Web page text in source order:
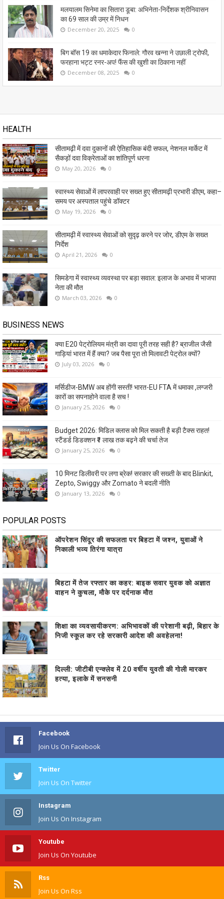
मलयालम सिनेमा का सितारा डूबा: अभिनेता-निर्देशक श्रीनिवासन
का 69 साल की उम्र में निधन
December 20, 2025 0
बिग बॉस 19 का धमाकेदार फिनाले: गौरव खन्ना ने उछाली ट्रोफी,
फरहाना भट्ट रनर-अप! फैंस की खुशी का ठिकाना नहीं
December 08, 2025 0
HEALTH
सीतामढ़ी में दवा दुकानों की ऐतिहासिक बंदी सफल, नेशनल मार्केट में
सैकड़ों दवा विक्रेताओं का शांतिपूर्ण धरना
May 20, 2026 0
स्वास्थ्य सेवाओं में लापरवाही पर सख्त हुए सीतामढ़ी प्रभारी डीएम, कहा–
समय पर अस्पताल पहुंचे डॉक्टर
May 19, 2026 0
सीतामढ़ी में स्वास्थ्य सेवाओं को सुदृढ़ करने पर जोर, डीएम के सख्त
निर्देश
April 21, 2026 0
सिमडेगा में स्वास्थ्य व्यवस्था पर बड़ा सवाल: इलाज के अभाव में भाजपा
नेता की मौत
March 03, 2026 0
BUSINESS NEWS
क्या E20 पेट्रोलियम मंत्री का दावा पूरी तरह सही है? ब्राजील जैसी
गाड़ियां भारत में हैं क्या? जब पैसा पूरा तो मिलावटी पेट्रोल क्यों?
July 03, 2026 0
मर्सिडीज-BMW अब होंगी सस्ती! भारत-EU FTA में धमाका ,लग्जरी
कारों का सपनाहोने वाला है सच !
January 25, 2026 0
Budget 2026: मिडिल क्लास को मिल सकती है बड़ी टैक्स राहत!
स्टैंडर्ड डिडक्शन ₹1 लाख तक बढ़ने की चर्चा तेज
January 25, 2026 0
10 मिनट डिलीवरी पर लगा ब्रेक! सरकार की सख्ती के बाद Blinkit,
Zepto, Swiggy और Zomato ने बदली नीति
January 13, 2026 0
POPULAR POSTS
ऑपरेशन सिंदूर की सफलता पर बिहटा में जश्न, युवाओं ने
निकाली भव्य तिरंगा यात्रा
बिहटा में तेज रफ्तार का कहर: बाइक सवार युवक को अज्ञात
वाहन ने कुचला, मौके पर दर्दनाक मौत
शिक्षा का व्यवसायीकरण: अभिभावकों की परेशानी बढ़ी, बिहार के
निजी स्कूल कर रहे सरकारी आदेश की अवहेलना!
दिल्ली: जीटीबी एन्क्लेव में 20 वर्षीय युवती की गोली मारकर
हत्या, इलाके में सनसनी
Facebook
Join Us On Facebook
Twitter
Join Us On Twitter
Instagram
Join Us On Instagram
Youtube
Join Us On Youtube
Rss
Join Us On Rss